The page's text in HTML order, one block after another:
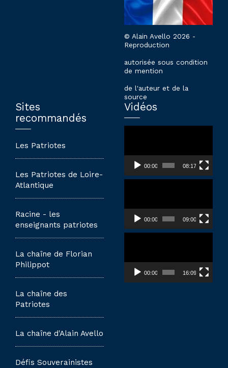
© Alain Avello 2026 -
Reproduction
autorisée sous condition
de mention
de l'auteur et de la
source
Sites
recommandés
Les Patriotes
Les Patriotes de Loire-
Atlantique
Racine - les
enseignants patriotes
La chaîne de Florian
Philippot
La chaîne des
Patriotes
La chaîne d'Alain Avello
Défis Souverainistes
Vidéos
00:00 08:17
00:00 09:00
00:00 16:09